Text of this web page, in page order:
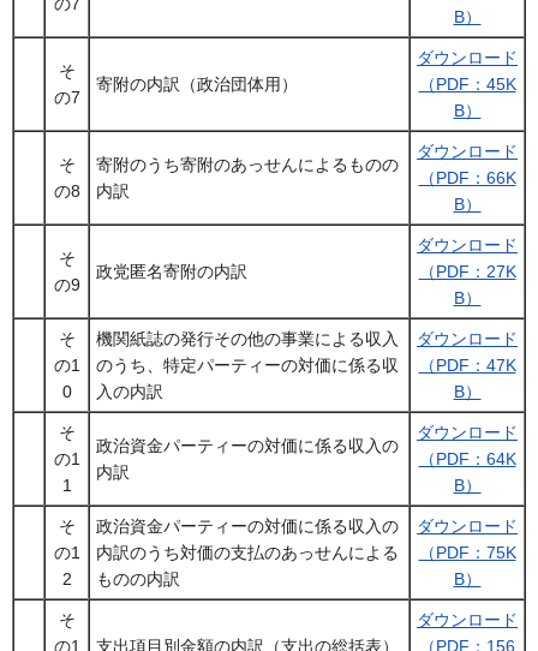
B）
そ
の7
寄附の内訳（政治団体用）
ダウンロード
（PDF：45K
B）
そ
の8
寄附のうち寄附のあっせんによるものの
内訳
ダウンロード
（PDF：66K
B）
そ
の9
政党匿名寄附の内訳
ダウンロード
（PDF：27K
B）
そ
の1
0
機関紙誌の発行その他の事業による収入
のうち、特定パーティーの対価に係る収
入の内訳
ダウンロード
（PDF：47K
B）
そ
の1
1
政治資金パーティーの対価に係る収入の
内訳
ダウンロード
（PDF：64K
B）
そ
の1
2
政治資金パーティーの対価に係る収入の
内訳のうち対価の支払のあっせんによる
ものの内訳
ダウンロード
（PDF：75K
B）
そ
の1
支出項目別金額の内訳（支出の総括表）
ダウンロード
（PDF：156